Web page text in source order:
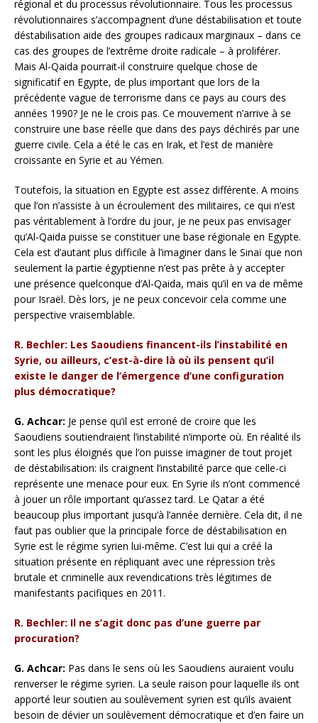
régional et du processus révolutionnaire. Tous les processus
révolutionnaires s’accompagnent d’une déstabilisation et toute
déstabilisation aide des groupes radicaux marginaux – dans ce
cas des groupes de l’extrême droite radicale – à proliférer.
Mais Al-Qaida pourrait-il construire quelque chose de
significatif en Egypte, de plus important que lors de la
précédente vague de terrorisme dans ce pays au cours des
années 1990? Je ne le crois pas. Ce mouvement n’arrive à se
construire une base réelle que dans des pays déchirés par une
guerre civile. Cela a été le cas en Irak, et l’est de manière
croissante en Syrie et au Yémen.
Toutefois, la situation en Egypte est assez différente. A moins
que l’on n’assiste à un écroulement des militaires, ce qui n’est
pas véritablement à l’ordre du jour, je ne peux pas envisager
qu’Al-Qaida puisse se constituer une base régionale en Egypte.
Cela est d’autant plus difficile à l’imaginer dans le Sinaï que non
seulement la partie égyptienne n’est pas prête à y accepter
une présence quelconque d’Al-Qaida, mais qu’il en va de même
pour Israël. Dès lors, je ne peux concevoir cela comme une
perspective vraisemblable.
R. Bechler: Les Saoudiens financent-ils l’instabilité en
Syrie, ou ailleurs, c’est-à-dire là où ils pensent qu’il
existe le danger de l’émergence d’une configuration
plus démocratique?
G. Achcar: Je pense qu’il est erroné de croire que les
Saoudiens soutiendraient l’instabilité n’importe où. En réalité ils
sont les plus éloignés que l’on puisse imaginer de tout projet
de déstabilisation: ils craignent l’instabilité parce que celle-ci
représente une menace pour eux. En Syrie ils n’ont commencé
à jouer un rôle important qu’assez tard. Le Qatar a été
beaucoup plus important jusqu’à l’année dernière. Cela dit, il ne
faut pas oublier que la principale force de déstabilisation en
Syrie est le régime syrien lui-même. C’est lui qui a créé la
situation présente en répliquant avec une répression très
brutale et criminelle aux revendications très légitimes de
manifestants pacifiques en 2011.
R. Bechler: Il ne s’agit donc pas d’une guerre par
procuration?
G. Achcar: Pas dans le sens où les Saoudiens auraient voulu
renverser le régime syrien. La seule raison pour laquelle ils ont
apporté leur soutien au soulèvement syrien est qu’ils avaient
besoin de dévier un soulèvement démocratique et d’en faire un